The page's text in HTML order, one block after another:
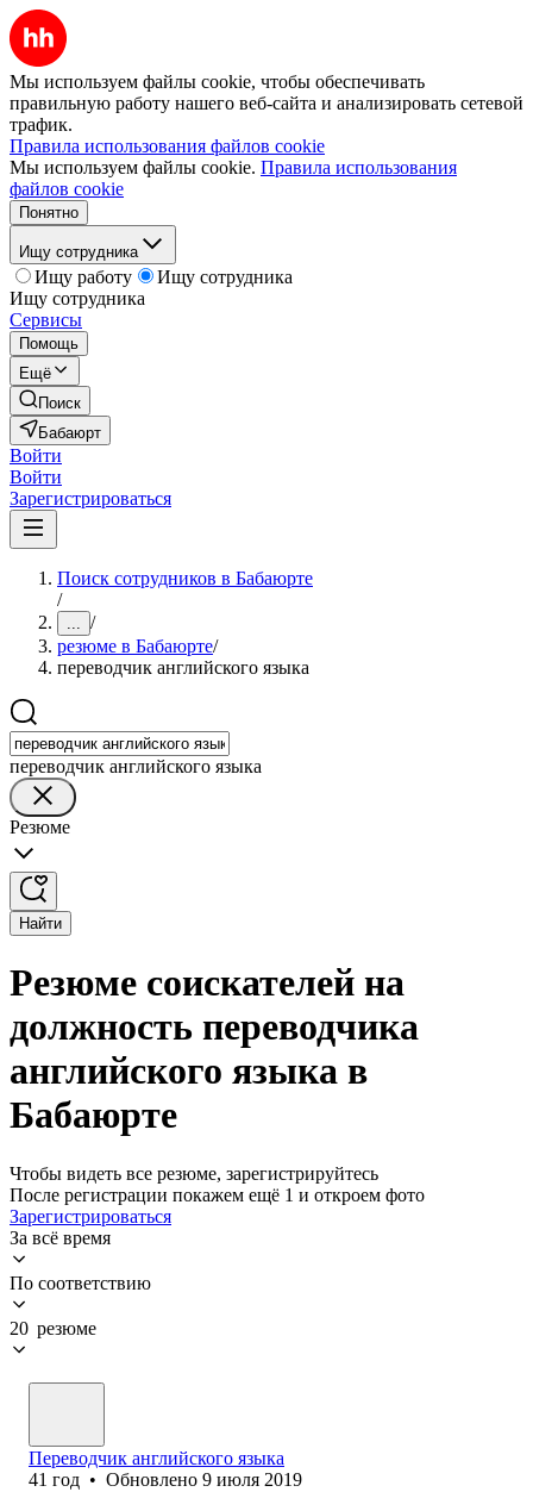
Мы используем файлы cookie, чтобы обеспечивать
правильную работу нашего веб-сайта и анализировать сетевой
трафик.
Правила использования файлов cookie
Мы используем файлы cookie. Правила использования
файлов cookie
Понятно
Ищу сотрудника
Ищу работу
Ищу сотрудника
Ищу сотрудника
Сервисы
Помощь
Ещё
Поиск
Бабаюрт
Войти
Войти
Зарегистрироваться
Поиск сотрудников в Бабаюрте
/
... /
резюме в Бабаюрте/
переводчик английского языка
переводчик английского языка
Резюме
Найти
Резюме соискателей на
должность переводчика
английского языка в
Бабаюрте
Чтобы видеть все резюме, зарегистрируйтесь
После регистрации покажем ещё 1 и откроем фото
Зарегистрироваться
За всё время
По соответствию
20 резюме
Переводчик английского языка
41 год • Обновлено 9 июля 2019